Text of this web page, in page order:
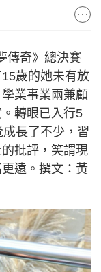
傳奇》總決賽
歲的她未有放
業事業兩兼顧
轉眼已入行5
長了不少，習
批評，笑謂現
遠。撰文：黃